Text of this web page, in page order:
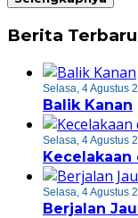
Berita Terbaru
Selasa, 4 Agustus
Balik Kanan
Selasa, 4 Agustus
Selasa, 4 Agustus
Berjalan